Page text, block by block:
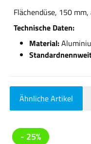
Flächendüse, 150
Technische Daten:
Material:
Ähnliche Artikel
Produktgalerie
- 25%